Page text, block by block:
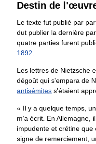
Destin de
Le texte fut publié par
dut publier la dernière
quatre parties furent
1892.
Les lettres de Nietzsche
dégoût qui s'empara de
antisémites s'étaient
« Il y a quelque temps,
m’a écrit. En Allemagne,
impudente et crétine que
signe de remerciement,